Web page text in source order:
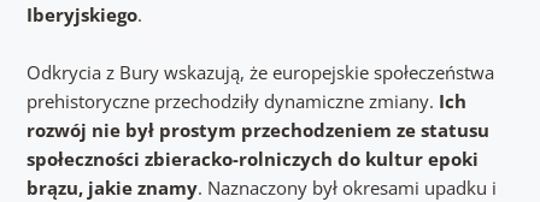
Iberyjskiego.
Odkrycia z Bury wskazują, że europejskie społeczeństwa
prehistoryczne przechodziły dynamiczne zmiany. Ich
rozwój nie był prostym przechodzeniem ze statusu
społeczności zbieracko-rolniczych do kultur epoki
brązu, jakie znamy. Naznaczony był okresami upadku i